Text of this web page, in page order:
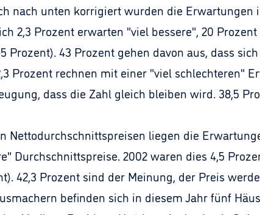
nach unten korrigiert wurden die Erwartungen
2,3 Prozent erwarten "viel bessere", 20
Prozent). 43 Prozent gehen davon aus, dass
Prozent rechnen mit einer "viel schlechteren"
dass die Zahl gleich bleiben wird. 38,5
Nettodurchschnittspreisen liegen die
Durchschnittspreise. 2002 waren dies 4,5
42,3 Prozent sind der Meinung, der Preis
befinden sich in diesem Jahr fünf